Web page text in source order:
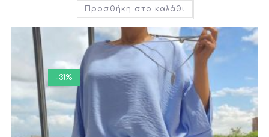
Προσθήκη στο καλάθι
-31%